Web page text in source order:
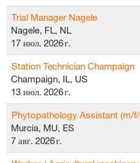
Trial Manager Nagele
Nagele, FL, NL
17 июл. 2026 г.
Station Technician Champaign
Champaign, IL, US
13 июл. 2026 г.
Phytopathology Assistant (m/
Murcia, MU, ES
7 авг. 2026 г.